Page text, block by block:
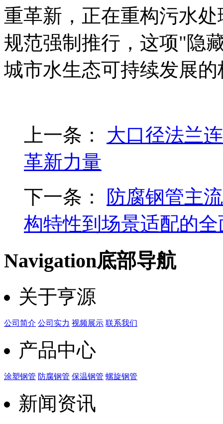
重革新，正在重构污水
规范强制推行，这项"隐
城市水生态可持续发展
上一条： 大口径法兰
革新力量
下一条：
防腐钢管主
构特性到场景适配的
Navigation底部导航
关于亨源
公司简介 公司实力 视频展示 联系我们
产品中心
涂塑钢管 防腐钢管 保温钢管 螺旋钢管
新闻资讯